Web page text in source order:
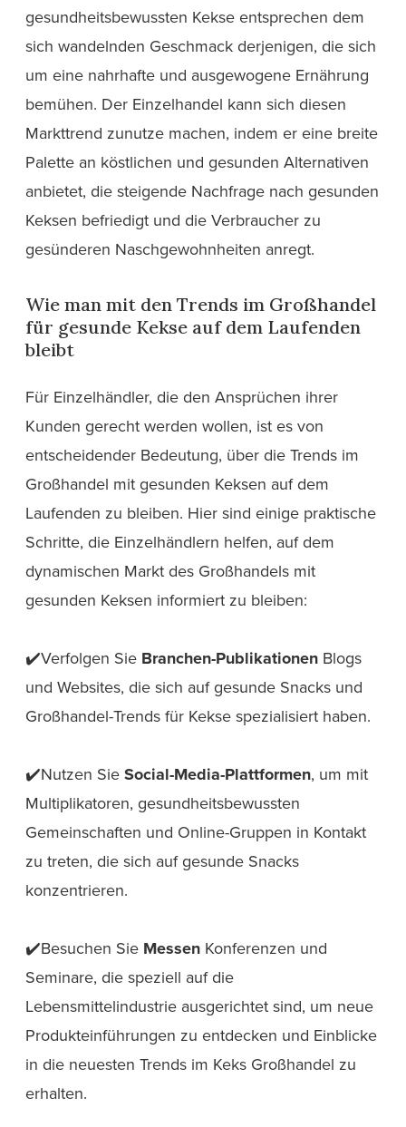
gesundheitsbewussten Kekse entsprechen dem
sich wandelnden Geschmack derjenigen, die sich
um eine nahrhafte und ausgewogene Ernährung
bemühen. Der Einzelhandel kann sich diesen
Markttrend zunutze machen, indem er eine breite
Palette an köstlichen und gesunden Alternativen
anbietet, die steigende Nachfrage nach gesunden
Keksen befriedigt und die Verbraucher zu
gesünderen Naschgewohnheiten anregt.
Wie man mit den Trends im Großhandel
für gesunde Kekse auf dem Laufenden
bleibt
Für Einzelhändler, die den Ansprüchen ihrer
Kunden gerecht werden wollen, ist es von
entscheidender Bedeutung, über die Trends im
Großhandel mit gesunden Keksen auf dem
Laufenden zu bleiben. Hier sind einige praktische
Schritte, die Einzelhändlern helfen, auf dem
dynamischen Markt des Großhandels mit
gesunden Keksen informiert zu bleiben:
✔️Verfolgen Sie Branchen-Publikationen Blogs
und Websites, die sich auf gesunde Snacks und
Großhandel-Trends für Kekse spezialisiert haben.
✔️Nutzen Sie Social-Media-Plattformen, um mit
Multiplikatoren, gesundheitsbewussten
Gemeinschaften und Online-Gruppen in Kontakt
zu treten, die sich auf gesunde Snacks
konzentrieren.
✔️Besuchen Sie Messen Konferenzen und
Seminare, die speziell auf die
Lebensmittelindustrie ausgerichtet sind, um neue
Produkteinführungen zu entdecken und Einblicke
in die neuesten Trends im Keks Großhandel zu
erhalten.